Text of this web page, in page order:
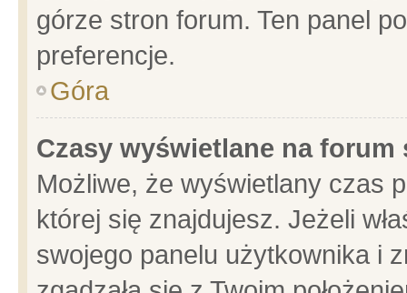
górze stron forum. Ten panel
preferencje.
Góra
Czasy wyświetlane na forum
Możliwe, że wyświetlany czas
której się znajdujesz. Jeżeli
swojego panelu użytkownika i